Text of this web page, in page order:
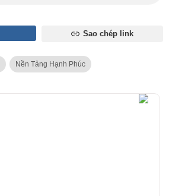
Sao chép link
Nền Tảng Hạnh Phúc